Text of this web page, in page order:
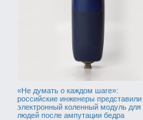
«Не думать о каждом шаге»:
российские инженеры представили
электронный коленный модуль для
людей после ампутации бедра